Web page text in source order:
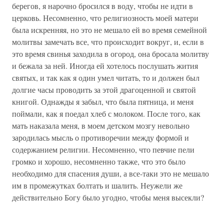
берегов, я нарочно бросился в воду, чтобы не идти в
церковь. Несомненно, что религиозность моей матери
была искренняя, но это не мешало ей во время семейной
молитвы замечать все, что происходит вокруг, и, если в
это время свинья заходила в огород, она бросала молитву
и бежала за ней. Иногда ей хотелось послушать жития
святых, и так как я один умел читать, то и должен был
долгие часы проводить за этой драгоценной и святой
книгой. Однажды я забыл, что была пятница, и меня
поймали, как я поедал хлеб с молоком. После того, как
мать наказала меня, в моем детском мозгу невольно
зародилась мысль о противоречии между формой и
содержанием религии. Несомненно, что певчие пели
громко и хорошо, несомненно также, что это было
необходимо для спасения души, а все-таки это не мешало
им в промежутках болтать и шалить. Неужели же
действительно Богу было угодно, чтобы меня высекли?